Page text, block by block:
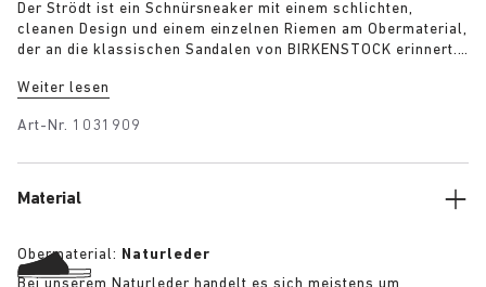
Der Strödt ist ein Schnürsneaker mit einem schlichten,
cleanen Design und einem einzelnen Riemen am Obermaterial,
der an die klassischen Sandalen von BIRKENSTOCK erinnert.
Tragekomfort im Alltag mit einem Hauch von elegantem
Weiter lesen
Art-Nr. 1031909
Material
Obermaterial: Naturleder